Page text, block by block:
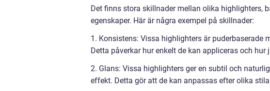
Det finns stora skillnader mellan olika highlighters,
egenskaper. Här är några exempel på skillnader:
1. Konsistens: Vissa highlighters är puderbaserade
Detta påverkar hur enkelt de kan appliceras och
2. Glans: Vissa highlighters ger en subtil och
effekt. Detta gör att de kan anpassas efter olika